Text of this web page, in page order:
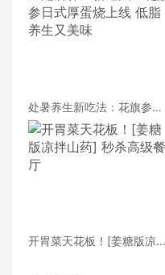
处暑养生新吃法：花旗参日
式厚蛋烧上线 低脂养生又美
味
开胃菜天花板！[姜糖版凉拌